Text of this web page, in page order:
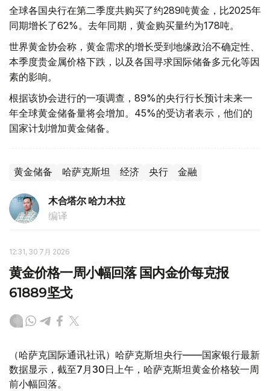
全球各国央行在第二季度共购买了约289吨黄金，比2025年
同期增长了62%。去年同期，黄金购买量约为178吨。
世界黄金协会称，黄金需求的增长受到地缘政治不确定性、
本季度贵金属价格下跌，以及各国寻求国际储备多元化等因
素的影响。
根据该协会进行的一项调查，89%的央行行长预计未来一
年全球黄金储备量将会增加。45%的受访者表示，他们的
国家计划增加黄金储备。
黄金储备 哈萨克斯坦 经济 央行 金融
木合塔尔 哈力木拉
编译
12:31, 30 7月 2026
黄金价格一周小幅回落 国内金价每克报
61889坚戈
（哈萨克国际通讯社讯）哈萨克斯坦央行——国家银行最新
数据显示，截至7月30日上午，哈萨克斯坦黄金价格较一周
前小幅回落。